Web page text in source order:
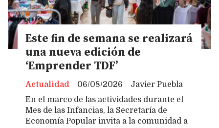
Este fin de semana se realizará
una nueva edición de
‘Emprender TDF’
Javier Puebla
Actualidad
06/08/2026
En el marco de las actividades durante el
Mes de las Infancias, la Secretaría de
Economía Popular invita a la comunidad a